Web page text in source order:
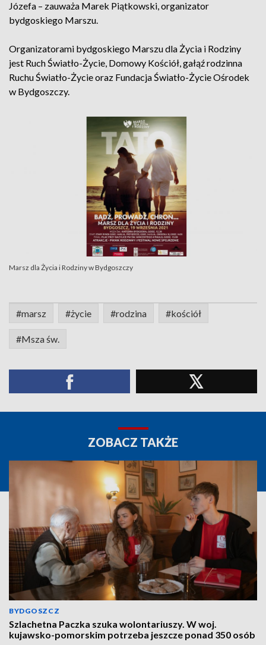
Józefa – zauważa Marek Piątkowski, organizator
bydgoskiego Marszu.
Organizatorami bydgoskiego Marszu dla Życia i Rodziny
jest Ruch Światło-Życie, Domowy Kościół, gałąź rodzinna
Ruchu Światło-Życie oraz Fundacja Światło-Życie Ośrodek
w Bydgoszczy.
Marsz dla Życia i Rodziny w Bydgoszczy
#marsz #życie #rodzina #kościół
#Msza św.
ZOBACZ TAKŻE
BYDGOSZCZ
Szlachetna Paczka szuka wolontariuszy. W woj.
kujawsko-pomorskim potrzeba jeszcze ponad 350 osób